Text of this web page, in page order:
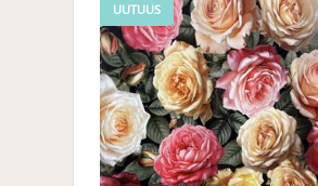
UUTUUS